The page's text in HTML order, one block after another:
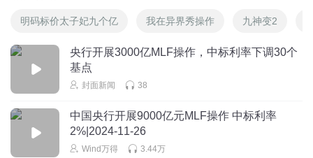
明码标价太子妃九个亿 我在异界秀操作 九神变2
央行开展3000亿MLF操作，中标利率下调30个
基点
封面新闻 38
中国央行开展9000亿元MLF操作 中标利率
2%|2024-11-26
Wind万得 3.44万